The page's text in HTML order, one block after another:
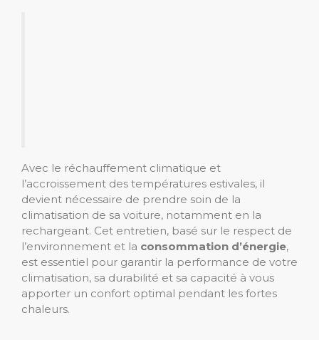
Avec le réchauffement climatique et
l’accroissement des températures estivales, il
devient nécessaire de prendre soin de la
climatisation de sa voiture, notamment en la
rechargeant. Cet entretien, basé sur le respect de
l’environnement et la consommation d’énergie,
est essentiel pour garantir la performance de votre
climatisation, sa durabilité et sa capacité à vous
apporter un confort optimal pendant les fortes
chaleurs.